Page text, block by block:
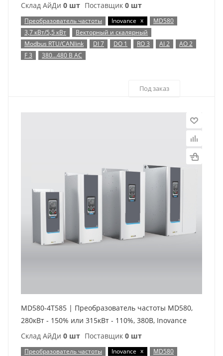
Склад АйДи 0 шт Поставщик 0 шт
Преобразователь частоты Inovance x
MD580
3,7 кВт/5,5 кВт
Векторный и скалярный
Modbus RTU/CANlink
DI 7 DO 1 RO 3 AI 2
AO 2
F 3
380…480 В AC
Под заказ
MD580-4T585 | Преобразователь частоты MD580,
280кВт - 150% или 315кВт - 110%, 380В, Inovance
Склад АйДи 0 шт Поставщик 0 шт
Преобразователь частоты Inovance x
MD580